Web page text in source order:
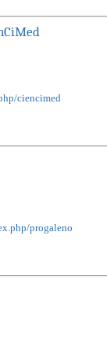
ciencimed
progaleno